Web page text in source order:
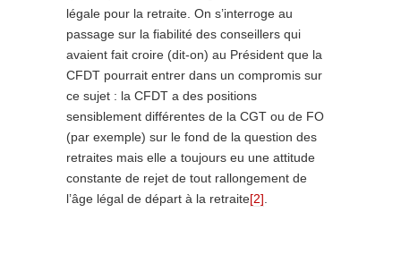
légale pour la retraite. On s’interroge au
passage sur la fiabilité des conseillers qui
avaient fait croire (dit-on) au Président que la
CFDT pourrait entrer dans un compromis sur
ce sujet : la CFDT a des positions
sensiblement différentes de la CGT ou de FO
(par exemple) sur le fond de la question des
retraites mais elle a toujours eu une attitude
constante de rejet de tout rallongement de
l’âge légal de départ à la retraite[2]